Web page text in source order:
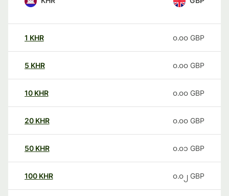
1 KHR ၀.၀၀ GBP
5 KHR ၀.၀၀ GBP
10 KHR ၀.၀၀ GBP
20 KHR ၀.၀၀ GBP
50 KHR ၀.၀၁ GBP
100 KHR ၀.၀၂ GBP